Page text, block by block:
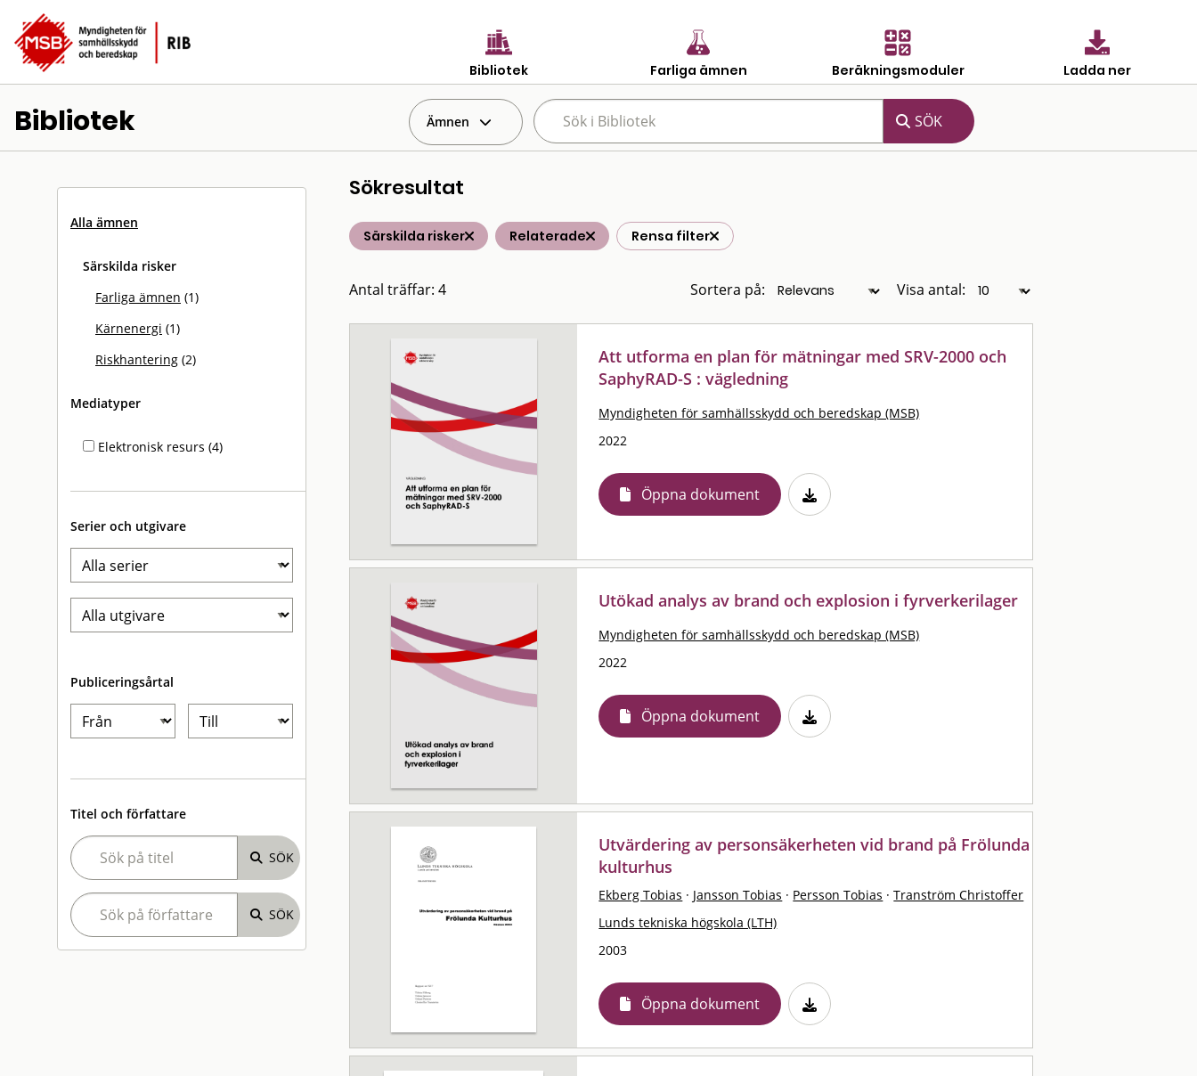
Bibliotek Farliga ämnen Beräkningsmoduler Ladda ner
Bibliotek Ämnen
Alla ämnen
Särskilda risker
Farliga ämnen (1)
Kärnenergi (1)
Riskhantering (2)
Mediatyper
Elektronisk resurs (4)
Serier och utgivare
Publiceringsårtal
Titel och författare
Sökresultat
Särskilda risker Relaterade Rensa filter
Antal träffar: 4 Sortera på: Visa antal:
Att utforma en plan för mätningar med SRV-2000 och
SaphyRAD-S : vägledning
Myndigheten för samhällsskydd och beredskap (MSB)
2022
Öppna dokument
Utökad analys av brand och explosion i fyrverkerilager
Myndigheten för samhällsskydd och beredskap (MSB)
2022
Öppna dokument
Utvärdering av personsäkerheten vid brand på Frölunda
kulturhus
Ekberg Tobias · Jansson Tobias · Persson Tobias · Tranström Christoffer
Lunds tekniska högskola (LTH)
2003
Öppna dokument